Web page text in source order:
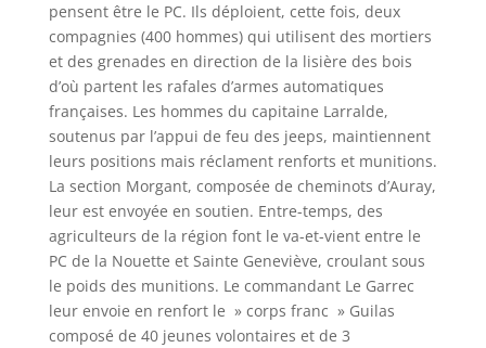
pensent être le PC. Ils déploient, cette fois, deux
compagnies (400 hommes) qui utilisent des mortiers
et des grenades en direction de la lisière des bois
d’où partent les rafales d’armes automatiques
françaises. Les hommes du capitaine Larralde,
soutenus par l’appui de feu des jeeps, maintiennent
leurs positions mais réclament renforts et munitions.
La section Morgant, composée de cheminots d’Auray,
leur est envoyée en soutien. Entre-temps, des
agriculteurs de la région font le va-et-vient entre le
PC de la Nouette et Sainte Geneviève, croulant sous
le poids des munitions. Le commandant Le Garrec
leur envoie en renfort le » corps franc » Guilas
composé de 40 jeunes volontaires et de 3